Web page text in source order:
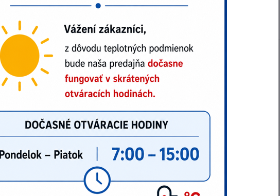
produkty v tejto kategórii
halena CXS TARA
operačné nohavice Irea S2